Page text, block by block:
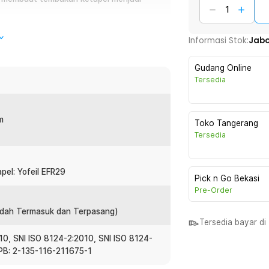
tangan cepat lelah.
berburu legal dan latihan tembak
bidik sehingga cocok untuk kegiatan
latihan keterampilan menembak.
selalu dengan penuh tanggung jawab,
dan mengoperasikan alat ini.
di lapangan. Desain
konsisten dari tembakan ke
latihan target pada area yang
Yofeil EFR29
Termasuk dan Terpasang)
SNI ISO 8124-2:2010, SNI ISO 8124-
2-135-116-211675-1
Informasi Stok:
Gudang Online
Tersedia
Toko Tangerang
Tersedia
Pick n Go Bekasi
Pre-Order
Tersedia bayar